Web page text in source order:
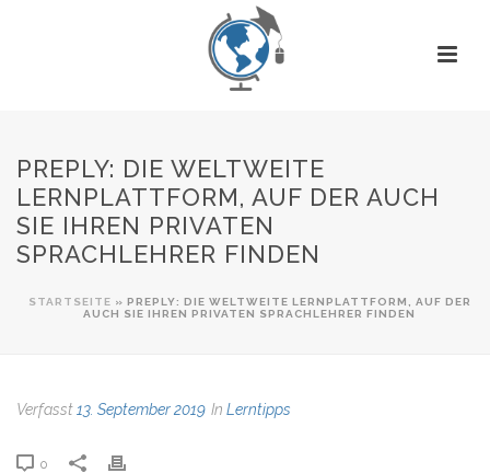
PREPLY: DIE WELTWEITE
LERNPLATTFORM, AUF DER AUCH
SIE IHREN PRIVATEN
SPRACHLEHRER FINDEN
STARTSEITE » PREPLY: DIE WELTWEITE LERNPLATTFORM, AUF DER
AUCH SIE IHREN PRIVATEN SPRACHLEHRER FINDEN
Verfasst 13. September 2019 In Lerntipps
0